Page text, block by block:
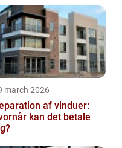
march 2026
af vinduer:
kan det betale